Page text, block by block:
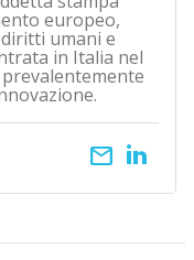
europeo,
umani e
in Italia nel
email